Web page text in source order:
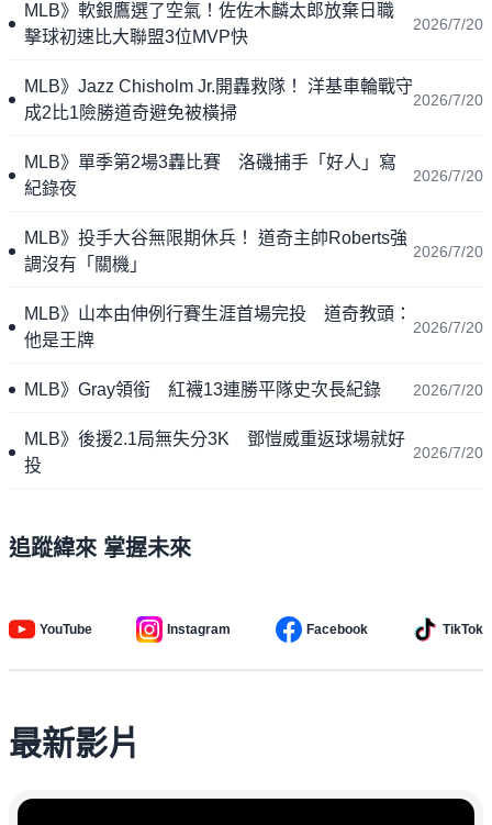
MLB》軟銀鷹選了空氣！佐佐木麟太郎放棄日職
擊球初速比大聯盟3位MVP快
2026/7/20
MLB》Jazz Chisholm Jr.開轟救隊！ 洋基車輪戰守
成2比1險勝道奇避免被橫掃
2026/7/20
MLB》單季第2場3轟比賽 洛磯捕手「好人」寫
紀錄夜
2026/7/20
MLB》投手大谷無限期休兵！ 道奇主帥Roberts強
調沒有「關機」
2026/7/20
MLB》山本由伸例行賽生涯首場完投 道奇教頭：
他是王牌
2026/7/20
MLB》Gray領銜 紅襪13連勝平隊史次長紀錄 2026/7/20
MLB》後援2.1局無失分3K 鄧愷威重返球場就好
投
2026/7/20
追蹤緯來 掌握未來
YouTube Instagram Facebook TikTok
最新影片